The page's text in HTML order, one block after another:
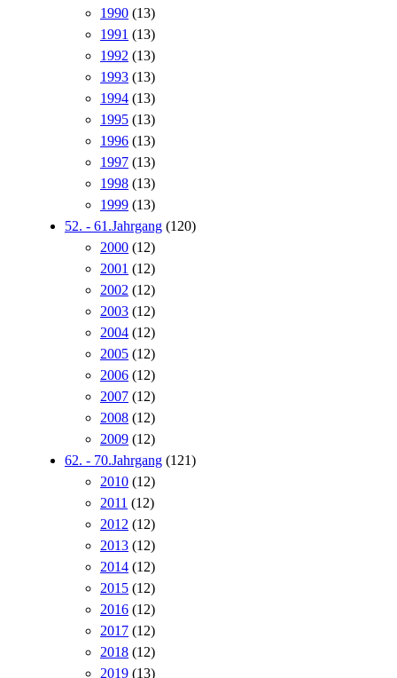
1990 (13)
1991 (13)
1992 (13)
1993 (13)
1994 (13)
1995 (13)
1996 (13)
1997 (13)
1998 (13)
1999 (13)
52. - 61.Jahrgang (120)
2000 (12)
2001 (12)
2002 (12)
2003 (12)
2004 (12)
2005 (12)
2006 (12)
2007 (12)
2008 (12)
2009 (12)
62. - 70.Jahrgang (121)
2010 (12)
2011 (12)
2012 (12)
2013 (12)
2014 (12)
2015 (12)
2016 (12)
2017 (12)
2018 (12)
2019 (13)